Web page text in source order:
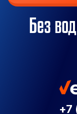
Без
+7